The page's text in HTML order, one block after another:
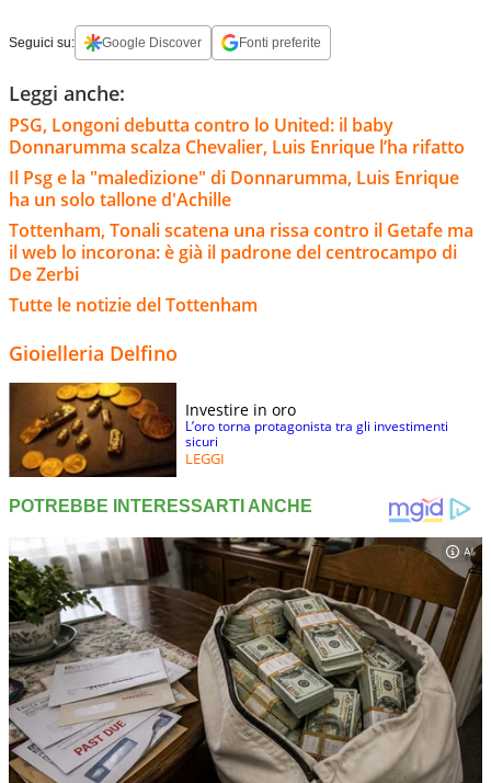
Seguici su: Google Discover Fonti preferite
Leggi anche:
PSG, Longoni debutta contro lo United: il baby
Donnarumma scalza Chevalier, Luis Enrique l’ha rifatto
Il Psg e la "maledizione" di Donnarumma, Luis Enrique
ha un solo tallone d'Achille
Tottenham, Tonali scatena una rissa contro il Getafe ma
il web lo incorona: è già il padrone del centrocampo di
De Zerbi
Tutte le notizie del Tottenham
Gioielleria Delfino
Investire in oro
L’oro torna protagonista tra gli investimenti
sicuri
LEGGI